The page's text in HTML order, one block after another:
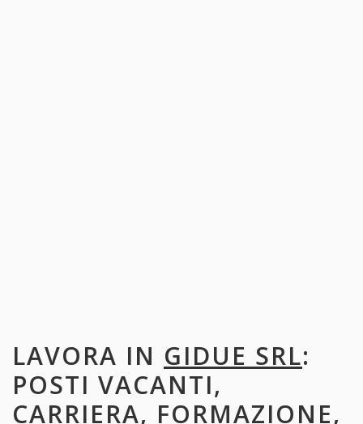
LAVORA IN GIDUE SRL:
POSTI VACANTI,
CARRIERA, FORMAZIONE,